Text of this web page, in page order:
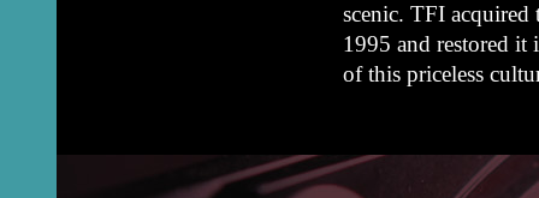
scenic. TFI
1995 and restored
of this priceless